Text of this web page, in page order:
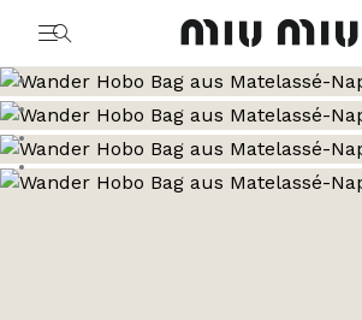
Zum Bild 1
Zum Bild 2
Zum Bild 3
Zum Bild 4
Zum Bild 5